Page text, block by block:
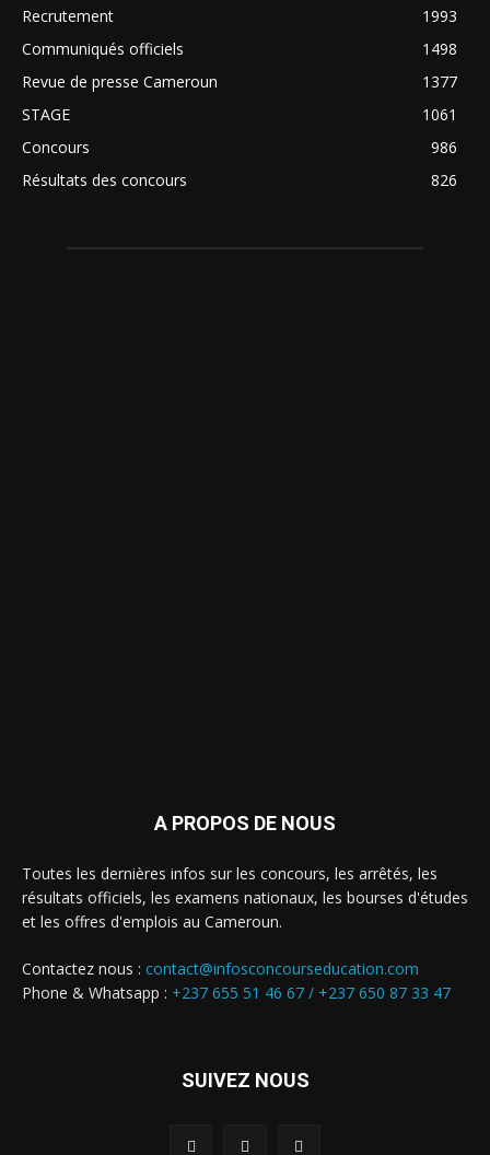
Recrutement
1993
Communiqués officiels
1498
Revue de presse Cameroun
1377
STAGE
1061
Concours
986
Résultats des concours
826
A PROPOS DE NOUS
Toutes les dernières infos sur les concours, les arrêtés, les
résultats officiels, les examens nationaux, les bourses d'études
et les offres d'emplois au Cameroun.
Contactez nous : contact@infosconcourseducation.com
Phone & Whatsapp : +237 655 51 46 67 / +237 650 87 33 47
SUIVEZ NOUS